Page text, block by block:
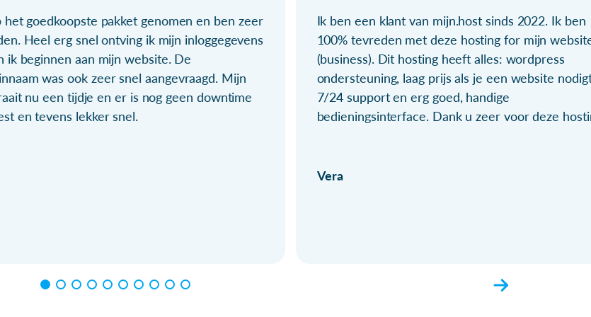
het goedkoopste pakket genomen en ben zeer
Heel erg snel ontving ik mijn inloggegevens
ik beginnen aan mijn website. De
was ook zeer snel aangevraagd. Mijn
nu een tijdje en er is nog geen downtime
en tevens lekker snel.
Ik ben een klant van mijn.host sinds 2022. Ik ben
100% tevreden met deze hosting for mijn
(business). Dit hosting heeft alles: wordpress
ondersteuning, laag prijs als je een website
7/24 support en erg goed, handige
bedieningsinterface. Dank u zeer voor deze
Vera